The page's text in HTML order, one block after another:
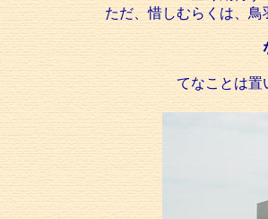
ただ、惜しむらくは、
てなことは置